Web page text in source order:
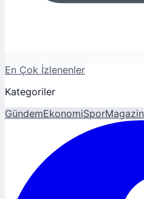
En Çok İzlenenler
Kategoriler
GündemEkonomiSporMagazin